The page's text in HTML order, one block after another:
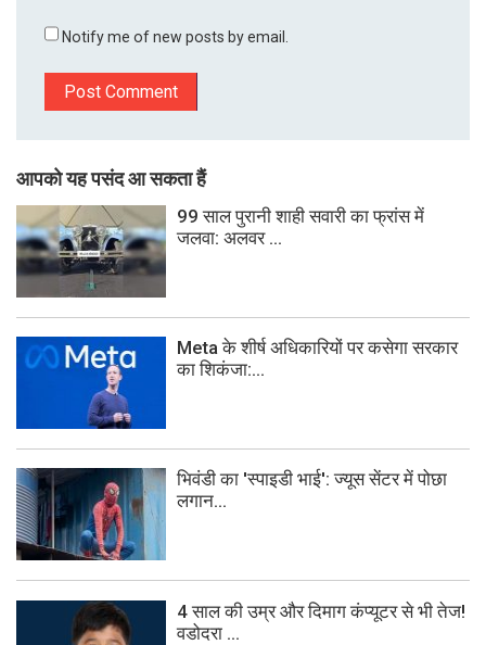
Notify me of new posts by email.
आपको यह पसंद आ सकता हैं
99 साल पुरानी शाही सवारी का फ्रांस में
जलवा: अलवर ...
Meta के शीर्ष अधिकारियों पर कसेगा सरकार
का शिकंजा:...
भिवंडी का 'स्पाइडी भाई': ज्यूस सेंटर में पोछा
लगान...
4 साल की उम्र और दिमाग कंप्यूटर से भी तेज!
वडोदरा ...